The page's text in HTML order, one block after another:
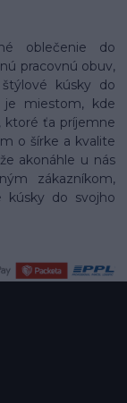
oblečenie do
pracovnú obuv,
kúsky do
je miestom, kde
ktoré ťa príjemne
o šírke a kvalite
akonáhle u nás
zákazníkom,
kúsky do svojho